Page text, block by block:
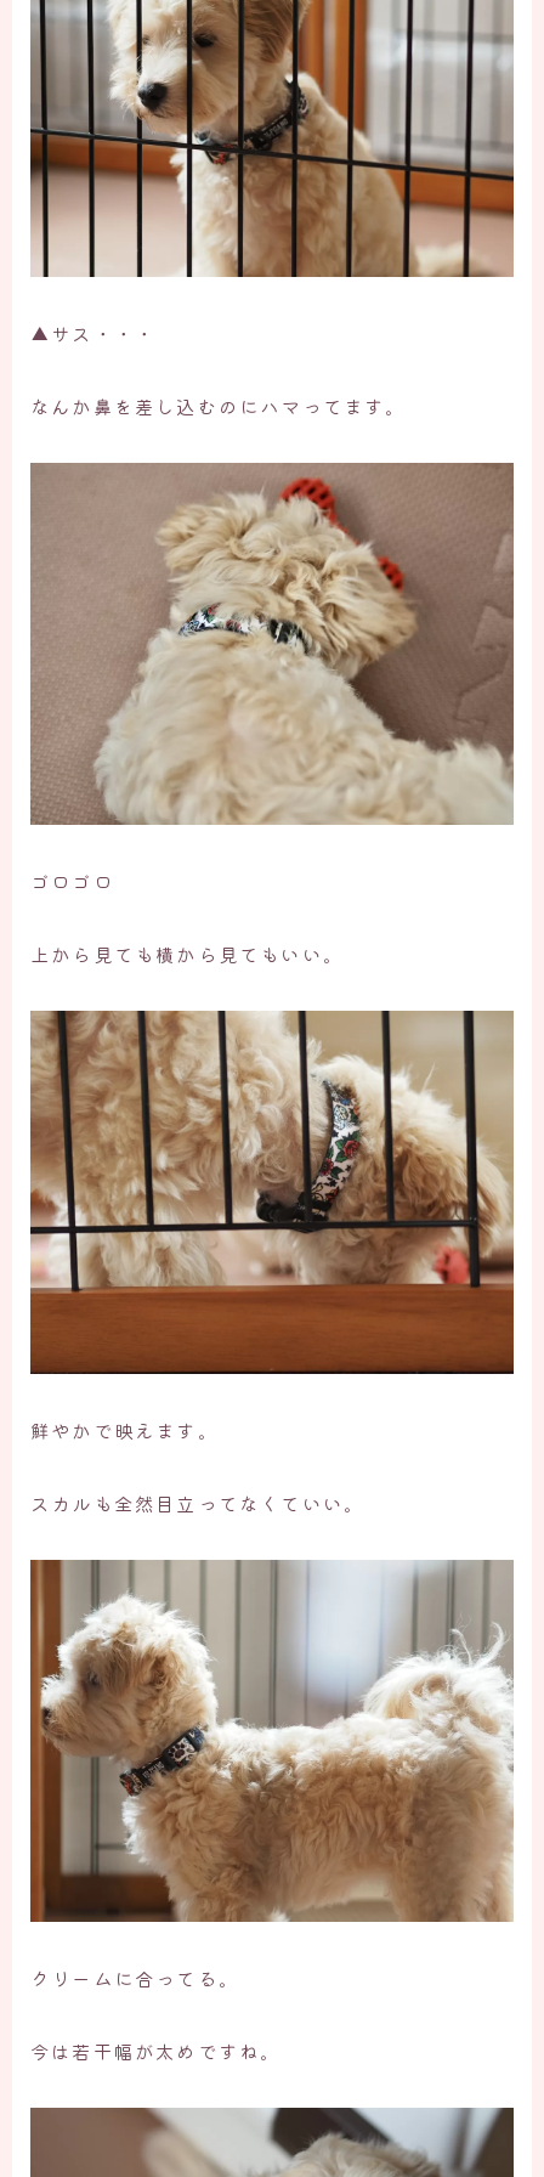
▲サス・・・
なんか鼻を差し込むのにハマってます。
ゴロゴロ
上から見ても横から見てもいい。
鮮やかで映えます。
スカルも全然目立ってなくていい。
クリームに合ってる。
今は若干幅が太めですね。